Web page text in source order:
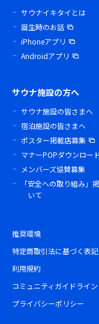
サウナイキタイとは
誕生時のお話
iPhoneアプリ
Androidアプリ
サウナ施設の方へ
サウナ施設の皆さまへ
宿泊施設の皆さまへ
ポスター掲載店募集
マナーPOPダウンロー
メンバーズ協賛募集
「安全への取り組み」
いて
推奨環境
特定商取引法に基づく表記
利用規約
コミュニティガイドライン
プライバシーポリシー